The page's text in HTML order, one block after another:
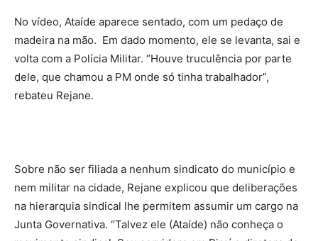
No vídeo, Ataíde aparece sentado, com um pedaço de
madeira na mão. Em dado momento, ele se levanta, sai e
volta com a Polícia Militar. “Houve truculência por parte
dele, que chamou a PM onde só tinha trabalhador”,
rebateu Rejane.
Sobre não ser filiada a nenhum sindicato do município e
nem militar na cidade, Rejane explicou que deliberações
na hierarquia sindical lhe permitem assumir um cargo na
Junta Governativa. “Talvez ele (Ataíde) não conheça o